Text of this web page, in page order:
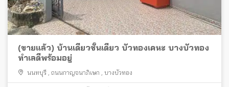
(ขายแล้ว) บ้านเดี่ยวชั้นเดียว บัวทองเคหะ บางบัวทอง
ทำเลดีพร้อมอยู่
นนทบุรี ถนนกาญจนาภิเษก บางบัวทอง